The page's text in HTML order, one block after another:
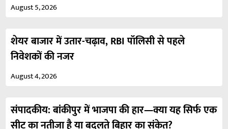
August 5, 2026
शेयर बाजार में उतार-चढ़ाव, RBI पॉलिसी से पहले
निवेशकों की नजर
August 4, 2026
संपादकीय: बांकीपुर में भाजपा की हार—क्या यह सिर्फ एक
सीट का नतीजा है या बदलते बिहार का संकेत?